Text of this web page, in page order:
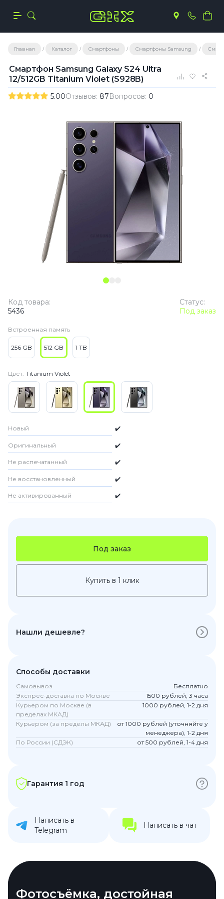
Главная Каталог Смартфоны Смартфоны Samsung
Смартфон Samsung Galaxy S24 Ultra
12/512GB Titanium Violet (S928B)
5.00Отзывов: 87Вопросов: 0
Статус:
Под заказ
Код товара:
5436
Встроенная память
256 GB 512 GB 1 TB
Цвет: Titanium Violet
Новый ✔️
Оригинальный ✔️
Не распечатанный ✔️
Не восстановленный ✔️
Не активированный ✔️
Под заказ
Купить в 1 клик
Нашли дешевле?
Способы доставки
Самовывоз
Бесплатно
Экспрес-доставка по Москве
1500 рублей, 3 часа
Курьером по Москве (в
пределах МКАД)
1000 рублей, 1-2 дня
Курьером (за пределы МКАД)
от 1000 рублей (уточняйте у
менеджера), 1-2 дня
По России (СДЭК)
от 500 рублей, 1-4 дня
Гарантия 1 год
Написать в
Telegram
Написать в чат
Экран, который
Фотосъёмка, достойная
Энергия, которая не
Место хватит на всё